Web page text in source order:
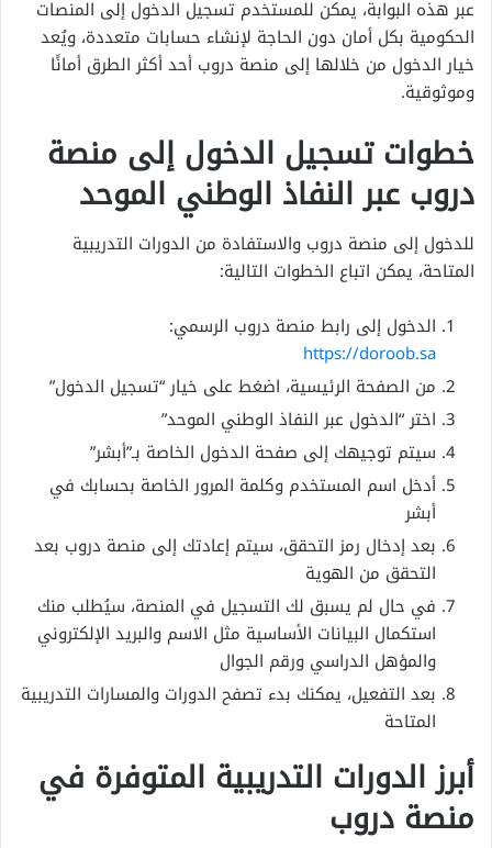
عبر هذه البوابة، يمكن للمستخدم تسجيل الدخول إلى المنصات
الحكومية بكل أمان دون الحاجة لإنشاء حسابات متعددة، ويُعد
خيار الدخول من خلالها إلى منصة دروب أحد أكثر الطرق أمانًا
وموثوقية.
خطوات تسجيل الدخول إلى منصة
دروب عبر النفاذ الوطني الموحد
للدخول إلى منصة دروب والاستفادة من الدورات التدريبية
المتاحة، يمكن اتباع الخطوات التالية:
الدخول إلى رابط منصة دروب الرسمي:
https://doroob.sa
من الصفحة الرئيسية، اضغط على خيار “تسجيل الدخول”
اختر “الدخول عبر النفاذ الوطني الموحد”
سيتم توجيهك إلى صفحة الدخول الخاصة بـ”أبشر”
أدخل اسم المستخدم وكلمة المرور الخاصة بحسابك في
أبشر
بعد إدخال رمز التحقق، سيتم إعادتك إلى منصة دروب بعد
التحقق من الهوية
في حال لم يسبق لك التسجيل في المنصة، سيُطلب منك
استكمال البيانات الأساسية مثل الاسم والبريد الإلكتروني
والمؤهل الدراسي ورقم الجوال
بعد التفعيل، يمكنك بدء تصفح الدورات والمسارات التدريبية
المتاحة
أبرز الدورات التدريبية المتوفرة في
منصة دروب